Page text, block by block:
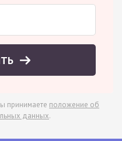
принимаете положение об
данных.